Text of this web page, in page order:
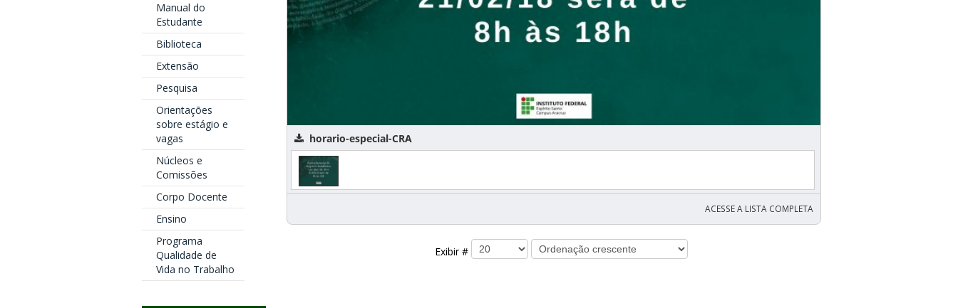
Manual do
Estudante
Biblioteca
Extensão
Pesquisa
Orientações
sobre estágio e
vagas
Núcleos e
Comissões
Corpo Docente
Ensino
Programa
Qualidade de
Vida no Trabalho
horario-especial-CRA
ACESSE A LISTA COMPLETA
Exibir #